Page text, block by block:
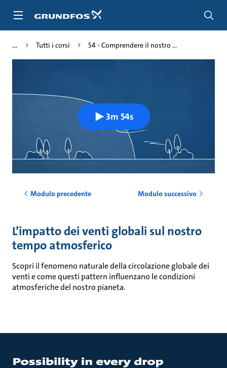
Tutti i corsi 54 - Comprendere il nostro ...
3m 54s
Modulo precedente Modulo successivo
L’impatto dei venti globali sul nostro
tempo atmosferico
Scopri il fenomeno naturale della circolazione globale dei
venti e come questi pattern influenzano le condizioni
atmosferiche del nostro pianeta.